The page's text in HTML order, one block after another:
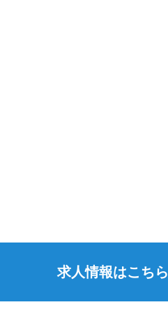
求人情報はこちら